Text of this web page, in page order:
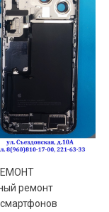
ремонт